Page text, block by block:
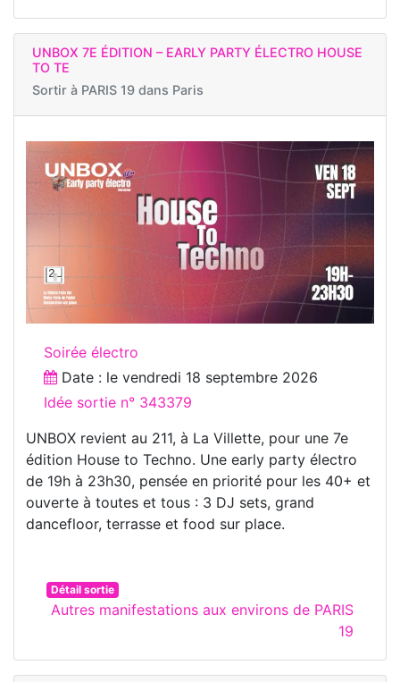
UNBOX 7E ÉDITION – EARLY PARTY ÉLECTRO HOUSE
TO TE
Sortir à PARIS 19 dans Paris
Soirée électro
Date : le vendredi 18 septembre 2026
Idée sortie n° 343379
UNBOX revient au 211, à La Villette, pour une 7e
édition House to Techno. Une early party électro
de 19h à 23h30, pensée en priorité pour les 40+ et
ouverte à toutes et tous : 3 DJ sets, grand
dancefloor, terrasse et food sur place.
Détail sortie
Autres manifestations aux environs de PARIS
19